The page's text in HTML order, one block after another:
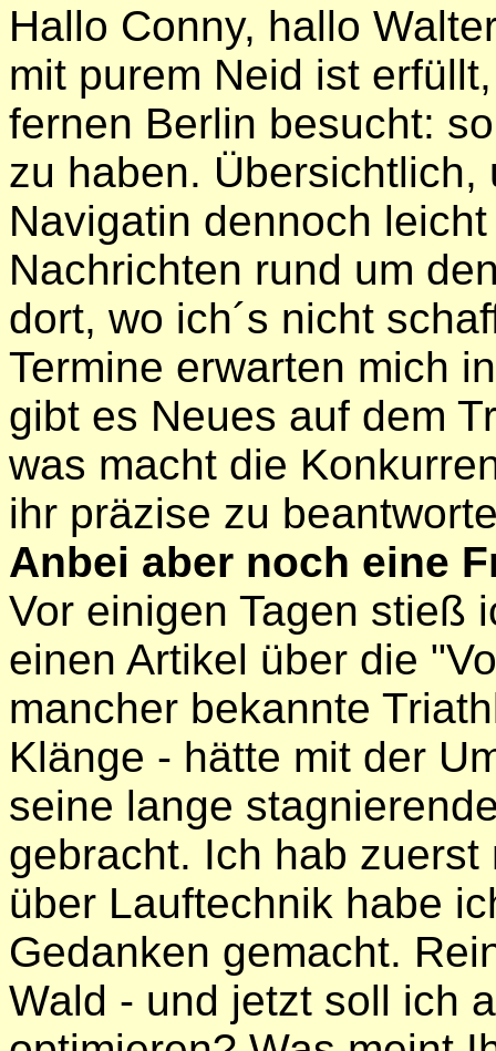
Hallo Conny, hallo
mit purem Neid ist
fernen Berlin besucht:
zu haben.
Navigatin dennoch
Nachrichten rund um
dort, wo ich´s nicht
Termine erwarten mich
gibt es Neues auf dem
was macht die
ihr präzise zu
Anbei aber noch eine
Vor einigen Tagen stieß
einen Artikel über die
mancher bekannte
Klänge - hätte mit der
seine lange
gebracht. Ich hab
über Lauftechnik habe
Gedanken gemacht.
Wald - und jetzt soll ich